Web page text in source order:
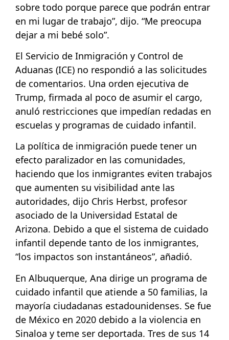
sobre todo porque parece que podrán entrar
en mi lugar de trabajo”, dijo. “Me preocupa
dejar a mi bebé solo”.
El Servicio de Inmigración y Control de
Aduanas (ICE) no respondió a las solicitudes
de comentarios. Una orden ejecutiva de
Trump, firmada al poco de asumir el cargo,
anuló restricciones que impedían redadas en
escuelas y programas de cuidado infantil.
La política de inmigración puede tener un
efecto paralizador en las comunidades,
haciendo que los inmigrantes eviten trabajos
que aumenten su visibilidad ante las
autoridades, dijo Chris Herbst, profesor
asociado de la Universidad Estatal de
Arizona. Debido a que el sistema de cuidado
infantil depende tanto de los inmigrantes,
“los impactos son instantáneos”, añadió.
En Albuquerque, Ana dirige un programa de
cuidado infantil que atiende a 50 familias, la
mayoría ciudadanas estadounidenses. Se fue
de México en 2020 debido a la violencia en
Sinaloa y teme ser deportada. Tres de sus 14